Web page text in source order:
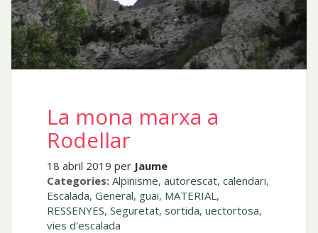
La mona marxa a
Rodellar
18 abril 2019 per Jaume
Categories: Alpinisme, autorescat, calendari,
Escalada, General, guai, MATERIAL ,
RESSENYES, Seguretat, sortida, uectortosa,
vies d'escalada